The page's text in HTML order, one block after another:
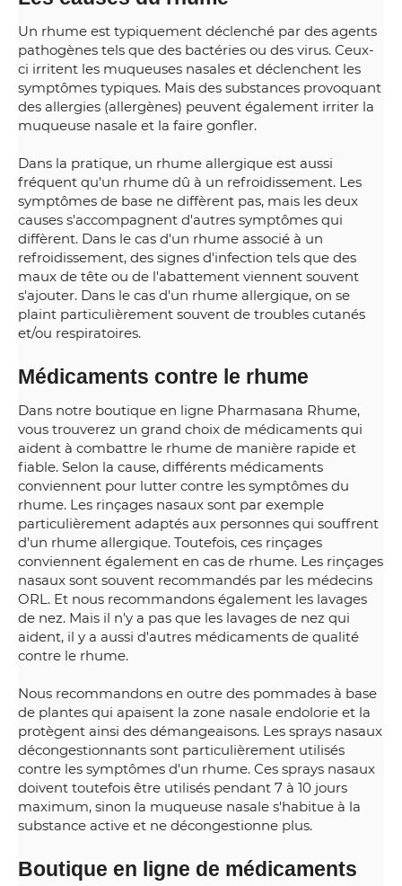
Un rhume est typiquement déclenché par des agents
pathogènes tels que des bactéries ou des virus. Ceux-
ci irritent les muqueuses nasales et déclenchent les
symptômes typiques. Mais des substances provoquant
des allergies (allergènes) peuvent également irriter la
muqueuse nasale et la faire gonfler.
Dans la pratique, un rhume allergique est aussi
fréquent qu'un rhume dû à un refroidissement. Les
symptômes de base ne diffèrent pas, mais les deux
causes s'accompagnent d'autres symptômes qui
diffèrent. Dans le cas d'un rhume associé à un
refroidissement, des signes d'infection tels que des
maux de tête ou de l'abattement viennent souvent
s'ajouter. Dans le cas d'un rhume allergique, on se
plaint particulièrement souvent de troubles cutanés
et/ou respiratoires.
Médicaments contre le rhume
Dans notre boutique en ligne Pharmasana Rhume,
vous trouverez un grand choix de médicaments qui
aident à combattre le rhume de manière rapide et
fiable. Selon la cause, différents médicaments
conviennent pour lutter contre les symptômes du
rhume. Les rinçages nasaux sont par exemple
particulièrement adaptés aux personnes qui souffrent
d'un rhume allergique. Toutefois, ces rinçages
conviennent également en cas de rhume. Les rinçages
nasaux sont souvent recommandés par les médecins
ORL. Et nous recommandons également les lavages
de nez. Mais il n'y a pas que les lavages de nez qui
aident, il y a aussi d'autres médicaments de qualité
contre le rhume.
Nous recommandons en outre des pommades à base
de plantes qui apaisent la zone nasale endolorie et la
protègent ainsi des démangeaisons. Les sprays nasaux
décongestionnants sont particulièrement utilisés
contre les symptômes d'un rhume. Ces sprays nasaux
doivent toutefois être utilisés pendant 7 à 10 jours
maximum, sinon la muqueuse nasale s'habitue à la
substance active et ne décongestionne plus.
Boutique en ligne de médicaments